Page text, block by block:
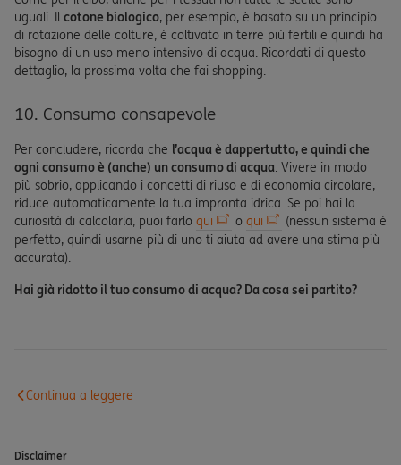
uguali. Il cotone biologico, per esempio, è basato su un principio
di rotazione delle colture, è coltivato in terre più fertili e quindi ha
bisogno di un uso meno intensivo di acqua. Ricordati di questo
dettaglio, la prossima volta che fai shopping.
10. Consumo consapevole
Per concludere, ricorda che l’acqua è dappertutto, e quindi che
ogni consumo è (anche) un consumo di acqua. Vivere in modo
più sobrio, applicando i concetti di riuso e di economia circolare,
riduce automaticamente la tua impronta idrica. Se poi hai la
curiosità di calcolarla, puoi farlo qui o qui
(nessun sistema è
perfetto, quindi usarne più di uno ti aiuta ad avere una stima più
accurata).
Hai già ridotto il tuo consumo di acqua? Da cosa sei partito?
Continua a leggere
Disclaimer